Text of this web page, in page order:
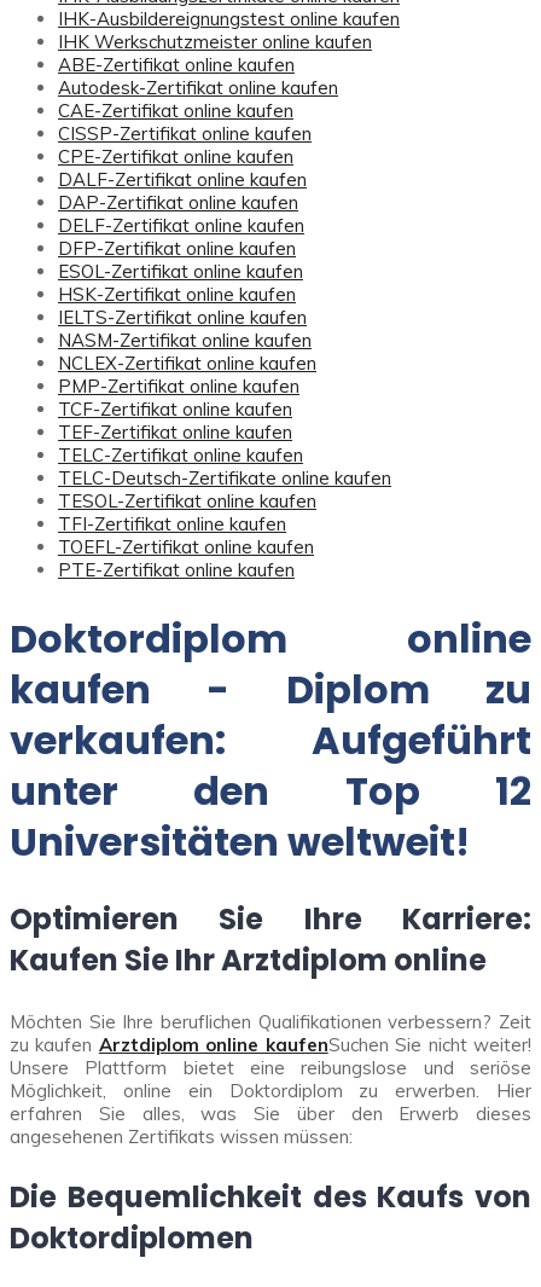
IHK-Ausbildereignungstest online kaufen
IHK Werkschutzmeister online kaufen
ABE-Zertifikat online kaufen
Autodesk-Zertifikat online kaufen
CAE-Zertifikat online kaufen
CISSP-Zertifikat online kaufen
CPE-Zertifikat online kaufen
DALF-Zertifikat online kaufen
DAP-Zertifikat online kaufen
DELF-Zertifikat online kaufen
DFP-Zertifikat online kaufen
ESOL-Zertifikat online kaufen
HSK-Zertifikat online kaufen
IELTS-Zertifikat online kaufen
NASM-Zertifikat online kaufen
NCLEX-Zertifikat online kaufen
PMP-Zertifikat online kaufen
TCF-Zertifikat online kaufen
TEF-Zertifikat online kaufen
TELC-Zertifikat online kaufen
TELC-Deutsch-Zertifikate online kaufen
TESOL-Zertifikat online kaufen
TFI-Zertifikat online kaufen
TOEFL-Zertifikat online kaufen
PTE-Zertifikat online kaufen
Doktordiplom online
kaufen - Diplom zu
verkaufen: Aufgeführt
unter den Top 12
Universitäten weltweit!
Optimieren Sie Ihre Karriere:
Kaufen Sie Ihr Arztdiplom online
Möchten Sie Ihre beruflichen Qualifikationen verbessern? Zeit
zu kaufen Arztdiplom online kaufenSuchen Sie nicht weiter!
Unsere Plattform bietet eine reibungslose und seriöse
Möglichkeit, online ein Doktordiplom zu erwerben. Hier
erfahren Sie alles, was Sie über den Erwerb dieses
angesehenen Zertifikats wissen müssen:
Die Bequemlichkeit des Kaufs von
Doktordiplomen